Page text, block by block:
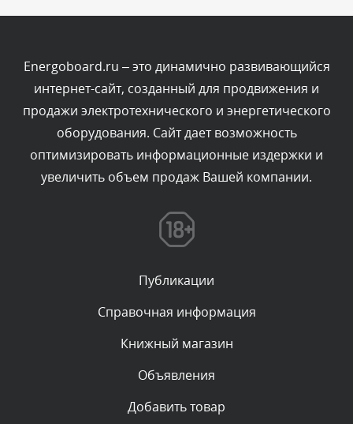
Комментарий проверяется
Текст комментария будет виден после проверки
администратором.
Вчера, в 19:27
Комментарий проверяется
Текст комментария будет виден после проверки
Комментарий проверяется
Текст комментария будет виден после проверки
администратором.
Комментарий проверяется
администратором.
Energoboard.ru – это динамично развивающийся
интернет-сайт, созданный для продвижения и
продажи электротехнического и энергетического
оборудования. Сайт дает возможность
оптимизировать информационные издержки и
увеличить объем продаж Вашей компании.
Публикации
Справочная информация
Книжный магазин
Объявления
Добавить товар